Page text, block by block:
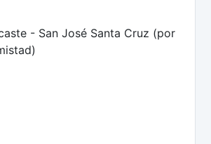
- San José Santa Cruz (por